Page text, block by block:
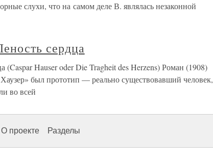
слухи, что на самом деле В. являлась незаконной
сердца
(Caspar Hauser oder Die Tragheit des Herzens) Роман (1908)
был прототип — реально существовавший человек,
во всей
О проекте Разделы